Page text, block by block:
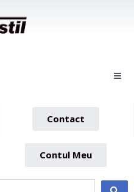
Contact
Contul Meu